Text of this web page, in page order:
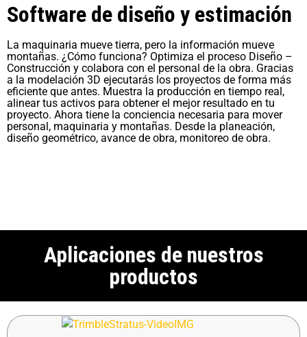
Software de diseño y estimación
La maquinaria mueve tierra, pero la información mueve
montañas. ¿Cómo funciona? Optimiza el proceso Diseño –
Construcción y colabora con el personal de la obra. Gracias
a la modelación 3D ejecutarás los proyectos de forma más
eficiente que antes. Muestra la producción en tiempo real,
alinear tus activos para obtener el mejor resultado en tu
proyecto. Ahora tiene la conciencia necesaria para mover
personal, maquinaria y montañas. Desde la planeación,
diseño geométrico, avance de obra, monitoreo de obra.
Aplicaciones de nuestros
productos